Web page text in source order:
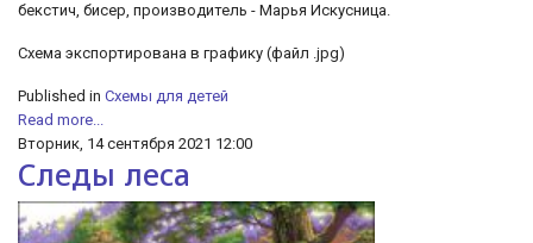
бекстич, бисер, производитель - Марья Искусница.
Cхема экспортирована в графику (файл .jpg)
Published in Схемы для детей
Read more...
Вторник, 14 сентября 2021 12:00
Следы леса